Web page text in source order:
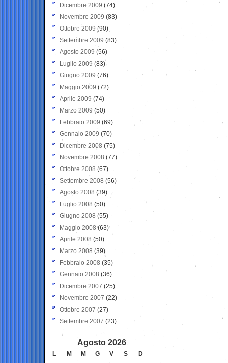
Dicembre 2009 (74)
Novembre 2009 (83)
Ottobre 2009 (90)
Settembre 2009 (83)
Agosto 2009 (56)
Luglio 2009 (83)
Giugno 2009 (76)
Maggio 2009 (72)
Aprile 2009 (74)
Marzo 2009 (50)
Febbraio 2009 (69)
Gennaio 2009 (70)
Dicembre 2008 (75)
Novembre 2008 (77)
Ottobre 2008 (67)
Settembre 2008 (56)
Agosto 2008 (39)
Luglio 2008 (50)
Giugno 2008 (55)
Maggio 2008(63)
Aprile 2008 (50)
Marzo 2008 (39)
Febbraio 2008 (35)
Gennaio 2008 (36)
Dicembre 2007 (25)
Novembre 2007 (22)
Ottobre 2007 (27)
Settembre 2007 (23)
Agosto 2026
L M M G V S
D